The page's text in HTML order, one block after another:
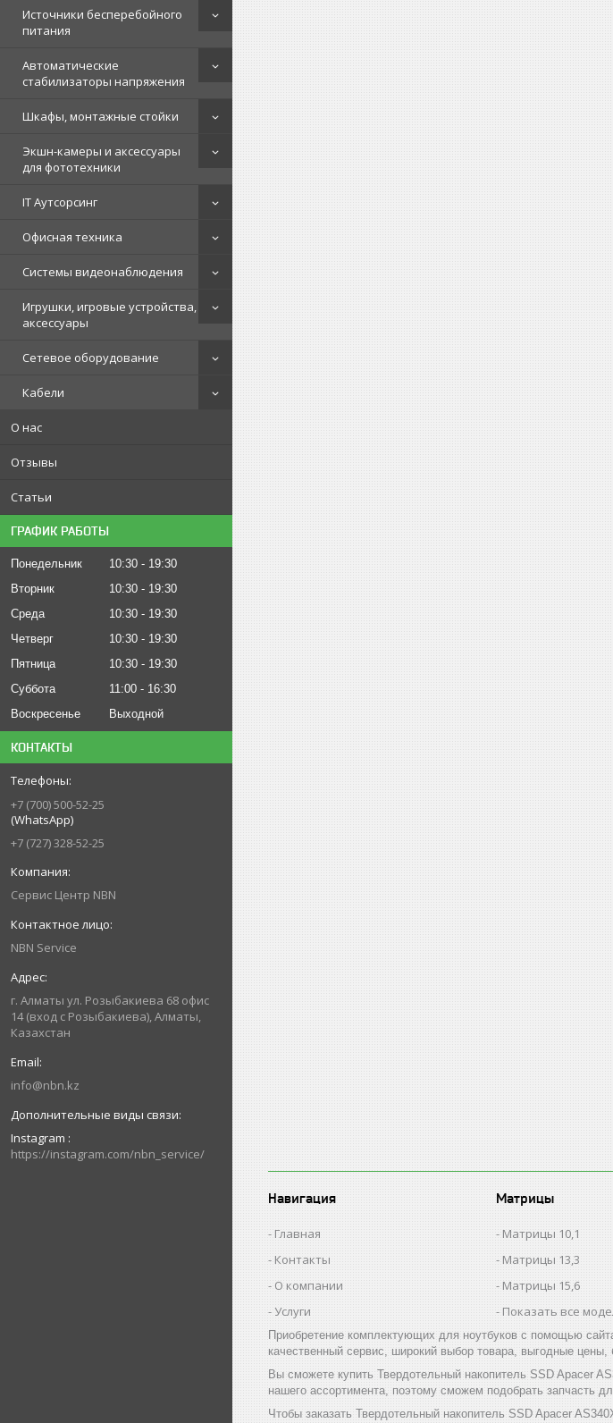
Источники бесперебойного
питания
Автоматические
стабилизаторы напряжения
Шкафы, монтажные стойки
Экшн-камеры и аксессуары
для фототехники
IT Аутсорсинг
Офисная техника
Системы видеонаблюдения
Игрушки, игровые устройства,
аксессуары
Сетевое оборудование
Кабели
О нас
Отзывы
Статьи
ГРАФИК РАБОТЫ
Понедельник 10:30
19:30
Вторник
10:30
19:30
Среда
10:30
19:30
Четверг
10:30
19:30
Пятница
10:30
19:30
Суббота
11:00
16:30
Воскресенье
Выходной
КОНТАКТЫ
+7 (700) 500-52-25
(WhatsApp)
+7 (727) 328-52-25
Сервис Центр NBN
NBN Service
г. Алматы ул. Розыбакиева 68 офис
14 (вход с Розыбакиева), Алматы,
Казахстан
info@nbn.kz
Instagram
https://instagram.com/nbn_service/
Навигация
Главная
Контакты
О компании
Услуги
Матрицы
Матрицы 10,1
Матрицы 13,3
Матрицы 15,6
Показать все
Приобретение комплектующих для ноутбуков с помощью
качественный сервис, широкий выбор товара, выгодные
Вы сможете купить Твердотельный накопитель SSD Apacer
нашего ассортимента, поэтому сможем подобрать запчасть
Чтобы заказать Твердотельный накопитель SSD Apacer